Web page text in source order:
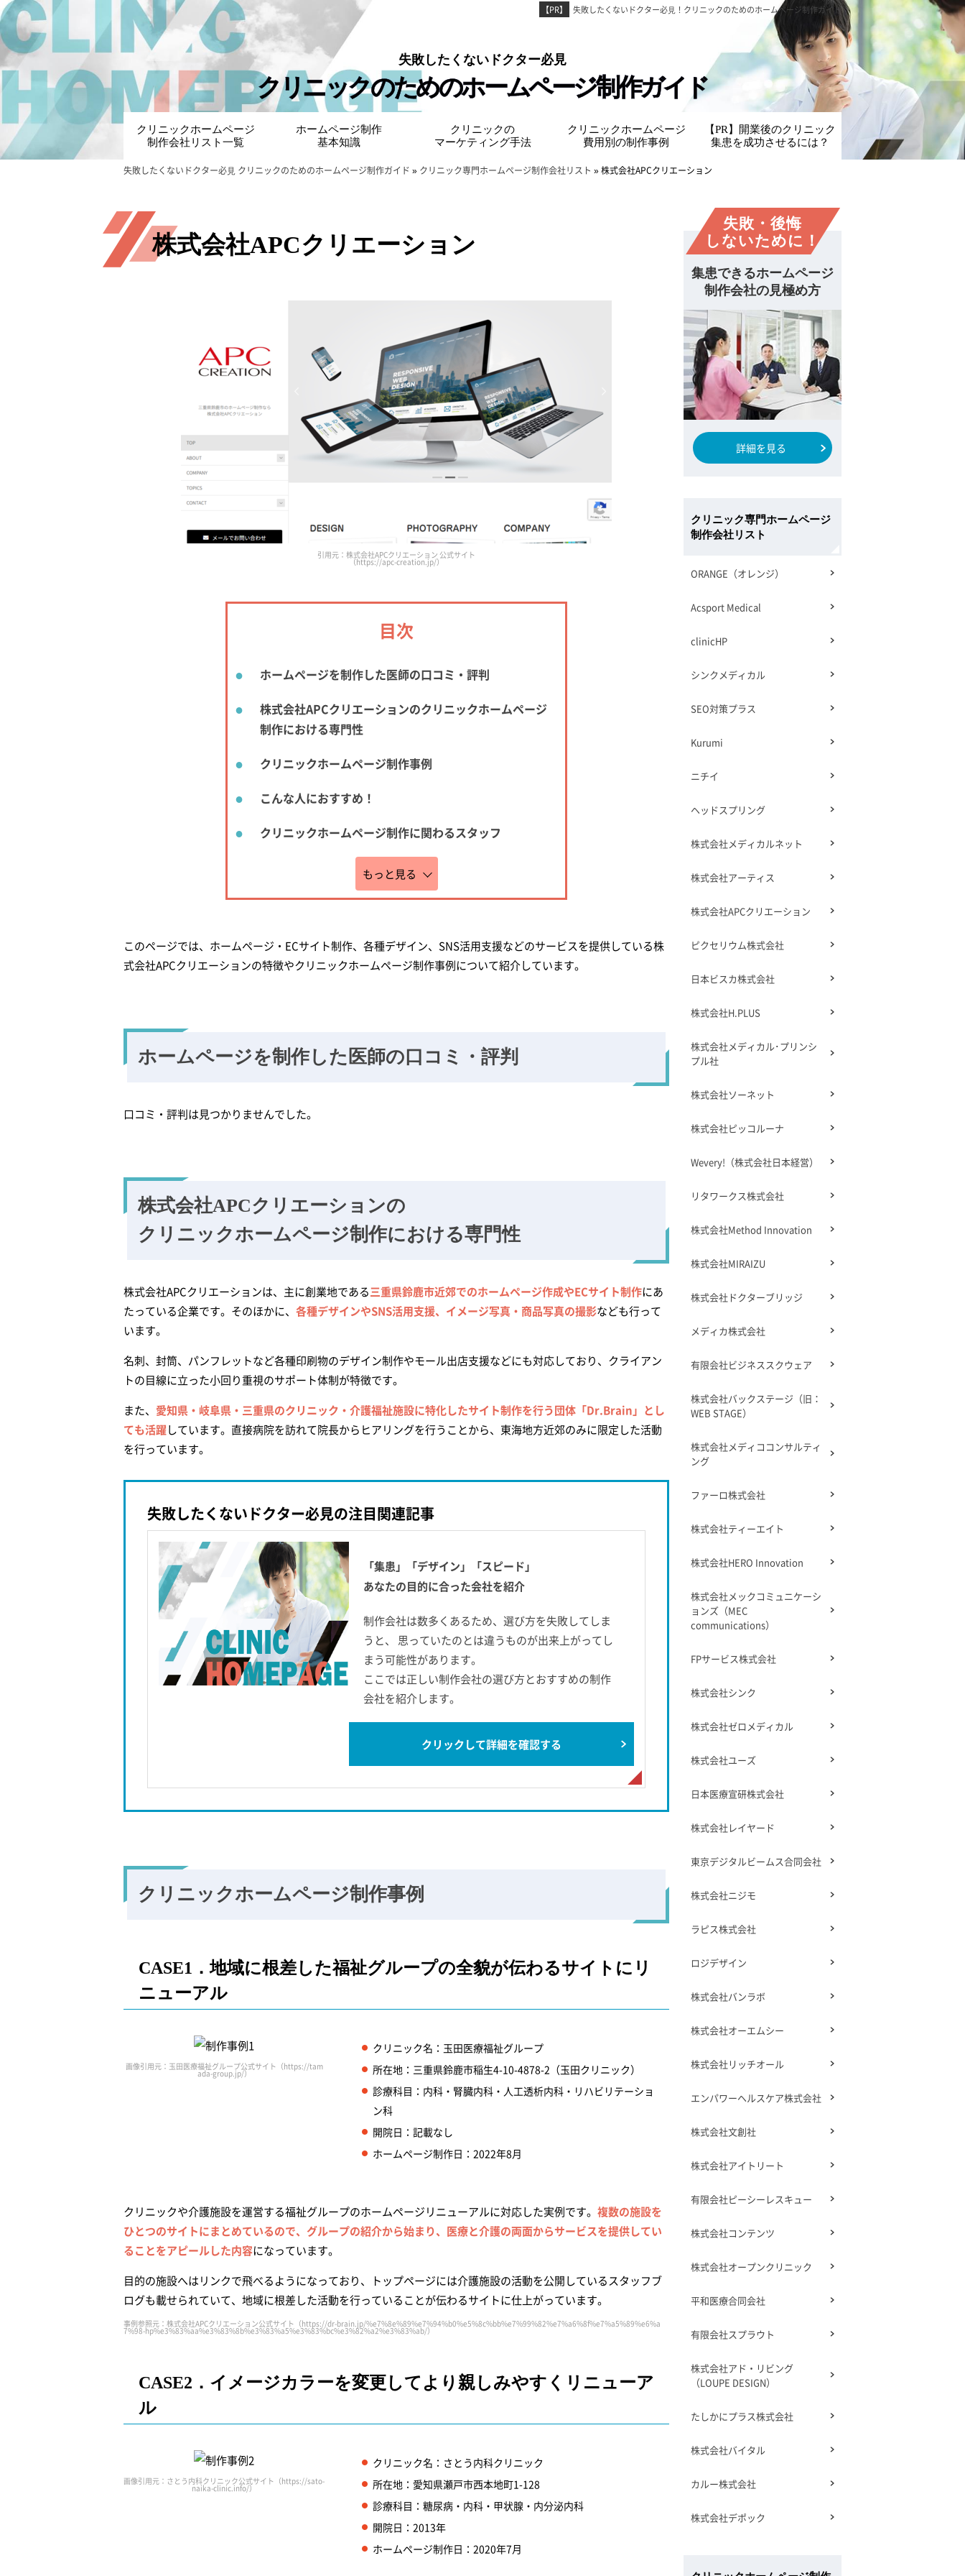
【PR】 失敗したくないドクター必⾒！ クリニックのためのホームページ制作ガイド
失敗したくないドクター必⾒
クリニックのためのホームページ制作ガイド
クリニックホームページ
制作会社リスト一覧
ホームページ制作
基本知識
クリニックの
マーケティング手法
クリニックホームページ
費用別の制作事例
【PR】開業後のクリニック
集患を成功させるには？
失敗したくないドクター必⾒ クリニックのためのホームページ制作ガイド » クリニック専門ホームページ制作会社リスト »株式会社APCクリエーション
株式会社APCクリエーション
引用元：株式会社APCクリエーション 公式サイト
（https://apc-creation.jp/）
目次
ホームページを制作した医師の口コミ・評判
株式会社APCクリエーションのクリニックホームページ
制作における専門性
クリニックホームページ制作事例
こんな人におすすめ！
クリニックホームページ制作に関わるスタッフ
もっと見る
このページでは、ホームページ・ECサイト制作、各種デザイン、SNS活用支援などのサービスを提供している株
式会社APCクリエーションの特徴やクリニックホームページ制作事例について紹介しています。
ホームページを制作した 医師の口コミ・評判
口コミ・評判は見つかりませんでした。
株式会社APCクリエーションの
クリニックホームページ制作における専門性
株式会社APCクリエーションは、主に創業地である三重県鈴鹿市近郊でのホームページ作成やECサイト制作にあ
たっている企業です。そのほかに、 各種デザインやSNS活用支援、イメージ写真・商品写真の撮影なども行って
います。
名刺、封筒、パンフレットなど各種印刷物のデザイン制作やモール出店支援などにも対応しており、クライアン
トの目線に立った小回り重視のサポート体制が特徴です。
また、 愛知県・岐阜県・三重県のクリニック・介護福祉施設に特化したサイト制作を行う団体「Dr.Brain」とし
ても活躍しています。直接病院を訪れて院長からヒアリングを行うことから、東海地方近郊のみに限定した活動
を行っています。
失敗したくないドクター必見の注目関連記事
「集患」「デザイン」「スピード」
あなたの目的に合った会社を紹介
制作会社は数多くあるため、選び方を失敗してしま
うと、 思っていたのとは違うものが出来上がってし
まう可能性があります。
ここでは正しい制作会社の選び方とおすすめの制作
会社を紹介します。
クリックして詳細を確認する
クリニックホームページ制作事例
CASE1．地域に根差した福祉グループの全貌が伝わるサイトにリ
ニューアル
画像引用元：玉田医療福祉グループ公式サイト（https://tam
ada-group.jp/）
クリニック名：玉田医療福祉グループ
所在地：三重県鈴鹿市稲生4-10-4878-2（玉田クリニック）
診療科目：内科・腎臓内科・人工透析内科・リハビリテーショ
ン科
開院日：記載なし
ホームページ制作日：2022年8月
クリニックや介護施設を運営する福祉グループのホームページリニューアルに対応した実例です。 複数の施設を
ひとつのサイトにまとめているので、グループの紹介から始まり、医療と介護の両面からサービスを提供してい
ることをアピールした内容になっています。
目的の施設へはリンクで飛べるようになっており、トップページには介護施設の活動を公開しているスタッフブ
ログも載せられていて、地域に根差した活動を行っていることが伝わるサイトに仕上がっています。
事例参照元：株式会社APCクリエーション公式サイト（https://dr-brain.jp/%e7%8e%89%e7%94%b0%e5%8c%bb%e7%99%82%e7%a6%8f%e7%a5%89%e6%a
7%98-hp%e3%83%aa%e3%83%8b%e3%83%a5%e3%83%bc%e3%82%a2%e3%83%ab/）
CASE2．イメージカラーを変更してより親しみやすくリニューア
ル
画像引用元：さとう内科クリニック公式サイト（https://sato-
naika-clinic.info/）
クリニック名：さとう内科クリニック
所在地：愛知県瀬戸市西本地町1-128
診療科目：糖尿病・内科・甲状腺・内分泌内科
開院日：2013年
ホームページ制作日：2020年7月
失敗・後悔
しないために！
集患できるホームページ
制作会社の見極め方
詳細を見る
クリニック専門ホームページ
制作会社リスト
ORANGE（オレンジ）
Acsport Medical
clinicHP
シンクメディカル
SEO対策プラス
Kurumi
ニチイ
ヘッドスプリング
株式会社メディカルネット
株式会社アーティス
株式会社APCクリエーション
ピクセリウム株式会社
日本ビスカ株式会社
株式会社H.PLUS
株式会社メディカル･プリンシ
プル社
株式会社ソーネット
株式会社ピッコルーナ
Wevery!（株式会社日本経営）
リタワークス株式会社
株式会社Method Innovation
株式会社MIRAIZU
株式会社ドクターブリッジ
メディカ株式会社
有限会社ビジネススクウェア
株式会社バックステージ（旧：
WEB STAGE）
株式会社メディココンサルティ
ング
ファーロ株式会社
株式会社ティーエイト
株式会社HERO Innovation
株式会社メックコミュニケーシ
ョンズ（MEC
communications）
FPサービス株式会社
株式会社シンク
株式会社ゼロメディカル
株式会社ユーズ
日本医療宣研株式会社
株式会社レイヤード
東京デジタルビームス合同会社
株式会社ニジモ
ラピス株式会社
ロジデザイン
株式会社バンラボ
株式会社オーエムシー
株式会社リッチオール
エンパワーヘルスケア株式会社
株式会社文創社
株式会社アイトリート
有限会社ピーシーレスキュー
株式会社コンテンツ
株式会社オープンクリニック
平和医療合同会社
有限会社スプラウト
株式会社アド・リビング
（LOUPE DESIGN）
たしかにプラス株式会社
株式会社バイタル
カルー株式会社
株式会社デポック